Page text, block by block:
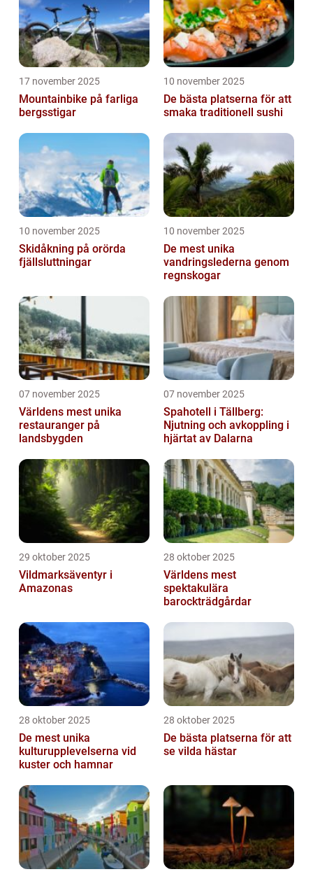
17 november 2025
Mountainbike på farliga
bergsstigar
10 november 2025
De bästa platserna för att
smaka traditionell sushi
10 november 2025
Skidåkning på orörda
fjällsluttningar
10 november 2025
De mest unika
vandringslederna genom
regnskogar
07 november 2025
Världens mest unika
restauranger på
landsbygden
07 november 2025
Spahotell i Tällberg:
Njutning och avkoppling i
hjärtat av Dalarna
29 oktober 2025
Vildmarksäventyr i
Amazonas
28 oktober 2025
Världens mest
spektakulära
barockträdgårdar
28 oktober 2025
De mest unika
kulturupplevelserna vid
kuster och hamnar
28 oktober 2025
De bästa platserna för att
se vilda hästar